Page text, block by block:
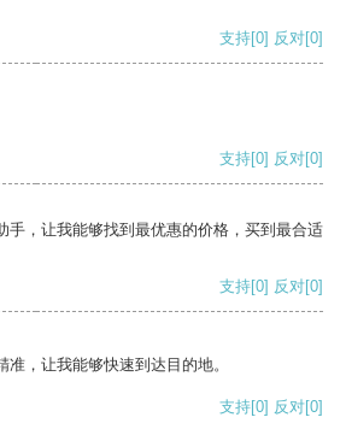
支持[0] 反对[0]
支持[0] 反对[0]
手，让我能够找到最优惠的价格，买到最合适
支持[0] 反对[0]
，让我能够快速到达目的地。
支持[0] 反对[0]